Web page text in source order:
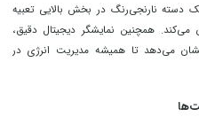
دسته نارنجی‌رنگ در بخش بالایی تعبیه
همچنین نمایشگر دیجیتال دقیق،
می‌دهد تا همیشه مدیریت انرژی در